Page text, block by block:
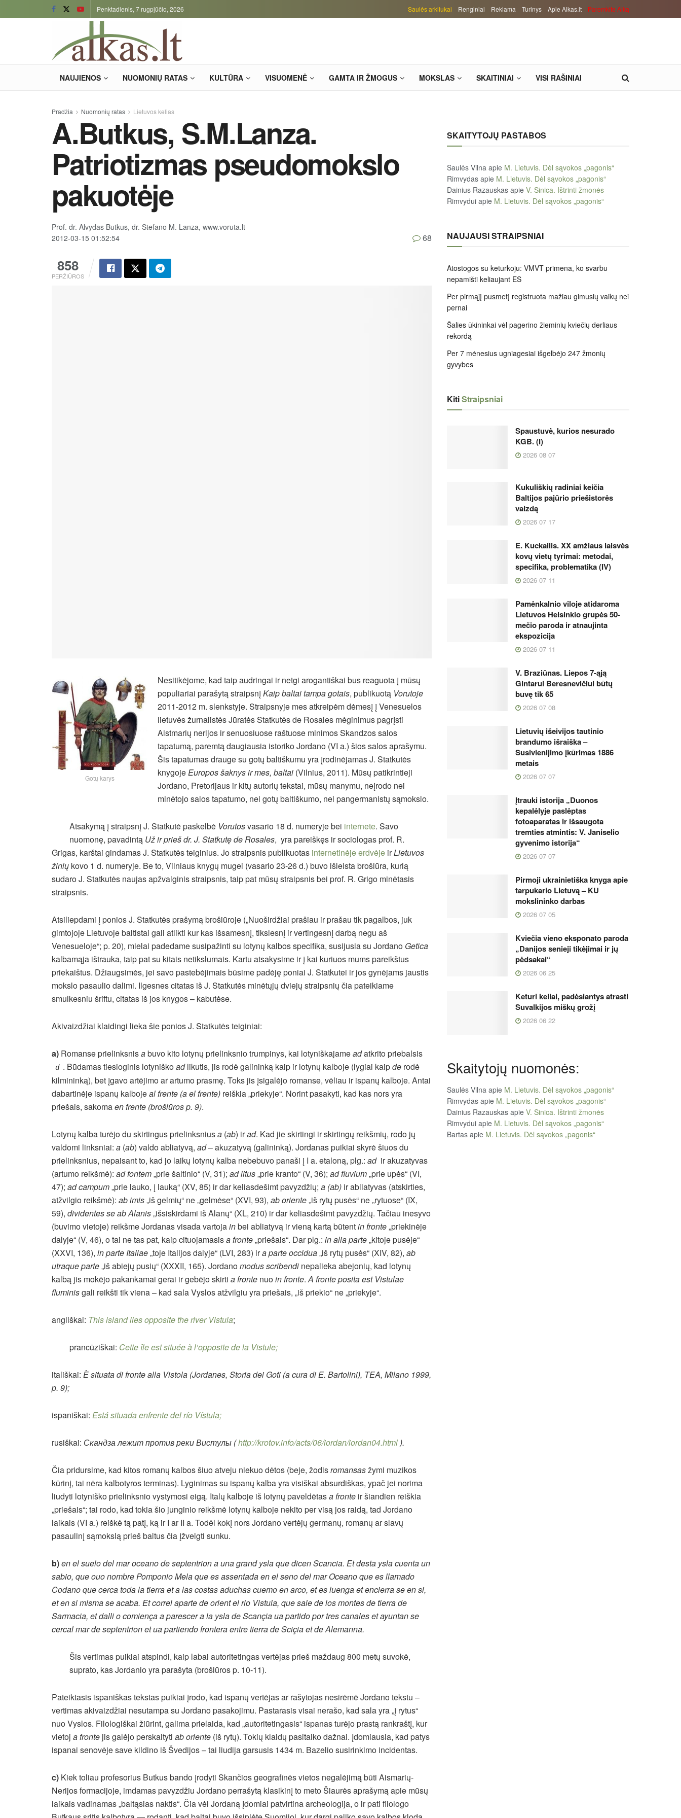
Penktadienis, 7 rugpjūčio, 2026 Saulės arkliukai Renginiai Reklama Turinys Apie Alkas.lt Paremkite Alką
NAUJIENOS NUOMONIŲ RATAS KULTŪRA VISUOMENĖ GAMTA IR ŽMOGUS MOKSLAS SKAITINIAI VISI RAŠINIAI
Pradžia Nuomonių ratas Lietuvos kelias
A.Butkus, S.M.Lanza.
Patriotizmas pseudomokslo
pakuotėje
Prof. dr. Alvydas Butkus, dr. Stefano M. Lanza, www.voruta.lt
2012-03-15 01:52:54
858
PERŽIŪROS
68
Gotų karys
Nesitikėjome, kad taip audringai ir netgi arogantiškai bus reaguota į mūsų
populiariai parašytą straipsnį Kaip baltai tampa gotais, publikuotą Vorutoje
2011-2012 m. slenkstyje. Straipsnyje mes atkreipėm dėmesį į Venesuelos
lietuvės žurnalistės Jūratės Statkutės de Rosales mėginimus pagrįsti
Aistmarių nerijos ir senuosiuose raštuose minimos Skandzos salos
tapatumą, paremtą daugiausia istoriko Jordano (VI a.) šios salos aprašymu.
Šis tapatumas drauge su gotų baltiškumu yra įrodinėjamas J. Statkutės
knygojeEuropos šaknys ir mes, baltai (Vilnius, 2011). Mūsų patikrintieji
Jordano, Pretorijaus ir kitų autorių tekstai, mūsų manymu, neįrodo nei
minėtojo salos tapatumo, nei gotų baltiškumo, nei pangermanistų sąmokslo.
Atsakymą į straipsnį J. Statkutė paskelbė Vorutosvasario 18 d. numeryje bei internete. Savo
nuomonę, pavadintą Už ir prieš dr. J. Statkutę de Rosales, yra pareiškęs ir sociologas prof. R.
Grigas, karštai gindamas J. Statkutės teiginius. Jo straipsnis publikuotas internetinėje erdvėje irLietuvos
žinių kovo 1 d. numeryje. Be to, Vilniaus knygų mugei (vasario 23-26 d.) buvo išleista brošiūra, kurią
sudaro J. Statkutės naujas apžvalginis straipsnis, taip pat mūsų straipsnis bei prof. R. Grigo minėtasis
straipsnis.
Atsiliepdami į ponios J. Statkutės prašymą brošiūroje („Nuoširdžiai prašiau ir prašau tik pagalbos, juk
gimtojoje Lietuvoje baltistai gali atlikti kur kas išsamesnį, tikslesnį ir vertingesnį darbą negu aš
Venesueloje“; p. 20), mielai padedame susipažinti su lotynų kalbos specifika, susijusia su Jordano Getica
kalbamąja ištrauka, taip pat su kitais netikslumais. Kartu atsakysime ir į kai kuriuos mums pareikštus
priekaištus. Džiaugsimės, jei savo pastebėjimais būsime padėję poniai J. Statkutei ir jos gynėjams jaustis
mokslo pasaulio dalimi. Ilgesnes citatas iš J. Statkutės minėtųjų dviejų straipsnių čia pateikiame
smulkesniu šriftu, citatas iš jos knygos – kabutėse.
Akivaizdžiai klaidingi lieka šie ponios J. Statkutės teiginiai:
a) Romanse prielinksnisabuvo kito lotynų prielinksnio trumpinys, kai lotyniškajameadatkrito priebalsis
d . Būdamas tiesioginis lotyniškoadlikutis, jis rodė galininką kaip ir lotynų kalboje (lygiai kaipde rodė
kilmininką), bet įgavo artėjimo ar artumo prasmę. Toks jis įsigalėjo romanse, vėliau ir ispanų kalboje. Antai
dabartinėje ispanų kalbojeal frente (a el frente) reiškia „priekyje“. Norint pasakyti, kad kas nors yra
priešais, sakomaen frente (brošiūros p. 9).
Lotynų kalba turėjo du skirtingus prielinksniusa (ab) irad. Kad jie skirtingi ir skirtingų reikšmių, rodo jų
valdomi linksniai: a (ab) valdo abliatyvą, ad– akuzatyvą (galininką). Jordanas puikiai skyrė šiuos du
prielinksnius, nepaisant to, kad jo laikų lotynų kalba nebebuvo panaši į I a. etaloną, plg.: ad ir akuzatyvas
(artumo reikšmė): ad fontem„prie šaltinio“ (V, 31); ad litus„prie kranto“ (V, 36); ad fluvium„prie upės“ (VI,
47); ad campum„prie lauko, į lauką“ (XV, 85) ir dar keliasdešimt pavyzdžių; a (ab) ir abliatyvas (atskirties,
atžvilgio reikšmė): ab imis„iš gelmių“ ne „gelmėse“ (XVI, 93), ab oriente„iš rytų pusės“ ne „rytuose“ (IX,
59), dividentes se ab Alanis„išsiskirdami iš Alanų“ (XL, 210) ir dar keliasdešimt pavyzdžių. Tačiau inesyvo
(buvimo vietoje) reikšme Jordanas visada vartojainbei abliatyvą ir vieną kartą būtentin fronte„priekinėje
dalyje“ (V, 46), o tai ne tas pat, kaip cituojamasisa fronte„priešais“. Dar plg.: in alia parte„kitoje pusėje“
(XXVI, 136), in parte Italiae„toje Italijos dalyje“ (LVI, 283) ira parte occidua„iš rytų pusės“ (XIV, 82), ab
utraque parte„iš abiejų pusių“ (XXXII, 165). Jordanomodus scribendi nepalieka abejonių, kad lotynų
kalbą jis mokėjo pakankamai gerai ir gebėjo skirti a fronte nuoin fronte.A fronte posita est Vistulae
fluminisgali reikšti tik viena – kad sala Vyslos atžvilgiu yra priešais, „iš priekio“ ne „priekyje“.
angliškai: This island lies opposite the river Vistula;
prancūziškai: Cette île est située à l’opposite de la Vistule;
itališkai: È situata di fronte alla Vistola (Jordanes, Storia dei Goti (a cura di E. Bartolini), TEA, Milano 1999,
p. 9);
ispaniškai: Está situada enfrente del río Vístula;
rusiškai: Скандза лежит против реки Вистулы (http://krotov.info/acts/06/iordan/iordan04.html ).
Čia pridursime, kad kitos romanų kalbos šiuo atveju niekuo dėtos (beje, žodisromansasžymi muzikos
kūrinį, tai nėra kalbotyros terminas). Lyginimas su ispanų kalba yra visiškai absurdiškas, ypač jei norima
liudyti lotyniško prielinksnio vystymosi eigą. Italų kalboje iš lotynų paveldėtasa fronte ir šiandien reiškia
„priešais“; tai rodo, kad tokia šio junginio reikšmė lotynų kalboje nekito per visą jos raidą, tad Jordano
laikais (VI a.) reiškė tą patį, ką ir I ar II a. Todėl kokį nors Jordano vertėjų germanų, romanų ar slavų
pasaulinį sąmokslą prieš baltus čia įžvelgti sunku.
b)en el suelo del mar oceano de septentrion a una grand ysla que dicen Scancia. Et desta ysla cuenta un
sabio, que ouo nombre Pomponio Mela que es assentada en el seno del mar Oceano que es llamado
Codano que cerca toda la tierra et a las costas aduchas cuemo en arco, et es luenga et encierra se en si,
et en si misma se acaba. Et correl aparte de orient el rio Vistula, que sale de los montes de tierra de
Sarmacia, et dalli o comiença a parescer a la ysla de Scançia ua partido por tres canales et ayuntan se
cercal mar de septentrion et ua partiendo frontera entre tierra de Sciçia et de Alemanna.
Šis vertimas puikiai atspindi, kaip labai autoritetingas vertėjas prieš maždaug 800 metų suvokė,
suprato, kas Jordanio yra parašyta (brošiūros p. 10-11).
Pateiktasis ispaniškas tekstas puikiai įrodo, kad ispanų vertėjas ar rašytojas nesirėmė Jordano tekstu –
vertimas akivaizdžiai nesutampa su Jordano pasakojimu. Pastarasis visai nerašo, kad sala yra „į rytus“
nuo Vyslos. Filologiškai žiūrint, galima prielaida, kad „autoritetingasis“ ispanas turėjo prastą rankraštį, kur
vietoj a fronte jis galėjo perskaityti ab oriente (iš rytų). Tokių klaidų pasitaiko dažnai. Įdomiausia, kad patys
ispanai senovėje save kildino iš Švedijos – tai liudija garsusis 1434 m. Bazelio susirinkimo incidentas.
c) Kiek toliau profesorius Butkus bando įrodyti Skančios geografinės vietos negalėjimą būti Aismarių-
Nerijos formacijoje, imdamas pavyzdžiu Jordano perrašytą klasikinį to meto Šiaurės aprašymą apie mūsų
laikais vadinamas „baltąsias naktis“. Čia vėl Jordaną įdomiai patvirtina archeologija, o ir pati filologo
SKAITYTOJŲ PASTABOS
Saulės Vilna apie M. Lietuvis. Dėl sąvokos „pagonis“
Rimvydas apie M. Lietuvis. Dėl sąvokos „pagonis“
Dainius Razauskas apie V. Sinica. Ištrinti žmonės
Rimvydui apie M. Lietuvis. Dėl sąvokos „pagonis“
NAUJAUSI STRAIPSNIAI
Atostogos su keturkoju: VMVT primena, ko svarbu
nepamišti keliaujant ES
Per pirmąjį pusmetį registruota mažiau gimusių vaikų nei
pernai
Šalies ūkininkai vėl pagerino žieminių kviečių derliaus
rekordą
Per 7 mėnesius ugniagesiai išgelbėjo 247 žmonių
gyvybes
KitiStraipsniai
Spaustuvė, kurios nesurado
KGB. (I)
2026 08 07
Kukuliškių radiniai keičia
Baltijos pajūrio priešistorės
vaizdą
2026 07 17
E. Kuckailis. XX amžiaus laisvės
kovų vietų tyrimai: metodai,
specifika, problematika (IV)
2026 07 11
Pamėnkalnio viloje atidaroma
Lietuvos Helsinkio grupės 50-
mečio paroda ir atnaujinta
ekspozicija
2026 07 11
V. Braziūnas. Liepos 7-ąją
Gintarui Beresnevičiui būtų
buvę tik 65
2026 07 08
Lietuvių išeivijos tautinio
brandumo išraiška –
Susivienijimo įkūrimas 1886
metais
2026 07 07
Įtrauki istorija „Duonos
kepalėlyje paslėptas
fotoaparatas ir išsaugota
tremties atmintis: V. Janiselio
gyvenimo istorija“
2026 07 07
Pirmoji ukrainietiška knyga apie
tarpukario Lietuvą – KU
mokslininko darbas
2026 07 05
Kviečia vieno eksponato paroda
„Danijos senieji tikėjimai ir jų
pėdsakai“
2026 06 25
Keturi keliai, padėsiantys atrasti
Suvalkijos miškų grožį
2026 06 22
Skaitytojų nuomonės:
Saulės Vilna apie M. Lietuvis. Dėl sąvokos „pagonis“
Rimvydas apie M. Lietuvis. Dėl sąvokos „pagonis“
Dainius Razauskas apie V. Sinica. Ištrinti žmonės
Rimvydui apie M. Lietuvis. Dėl sąvokos „pagonis“
Bartas apie M. Lietuvis. Dėl sąvokos „pagonis“